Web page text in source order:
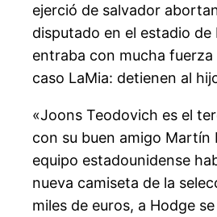
ejerció de salvador
disputado en el estadio
entraba con mucha
caso LaMia: detienen al
«Joons Teodovich es el
con su buen amigo Martín
equipo estadounidense
nueva camiseta de la
miles de euros, a Hodge